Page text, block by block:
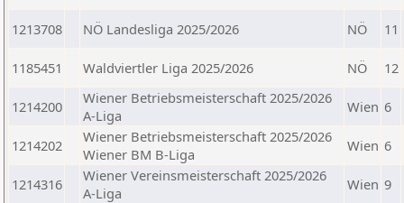
1213708 NÖ Landesliga 2025/2026 NÖ 11
1185451 Waldviertler Liga 2025/2026 NÖ 12
1214200
Wiener Betriebsmeisterschaft 2025/2026
A-Liga
Wien 6
1214202
Wiener Betriebsmeisterschaft 2025/2026
Wiener BM B-Liga
Wien 6
1214316
Wiener Vereinsmeisterschaft 2025/2026
A-Liga
Wien 9